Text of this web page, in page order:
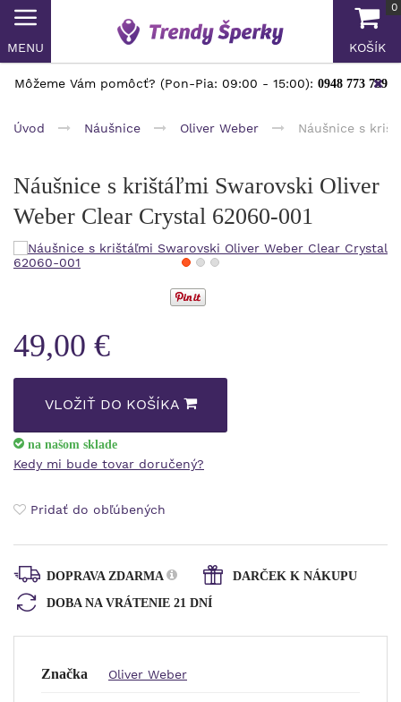
MENU
0
KOŠÍK
Môžeme Vám pomôcť? (Pon-Pia: 09:00 - 15:00): 0948 773 759
Úvod Náušnice Oliver Weber Náušnice s
Náušnice s krištáľmi Swarovski Oliver
Weber Clear Crystal 62060-001
49,00 €
VLOŽIŤ DO KOŠÍKA
na našom sklade
Kedy mi bude tovar doručený?
Pridať do obľúbených
DOPRAVA ZDARMA DARČEK K NÁKUPU
DOBA NA VRÁTENIE 21 DNÍ
Značka Oliver Weber